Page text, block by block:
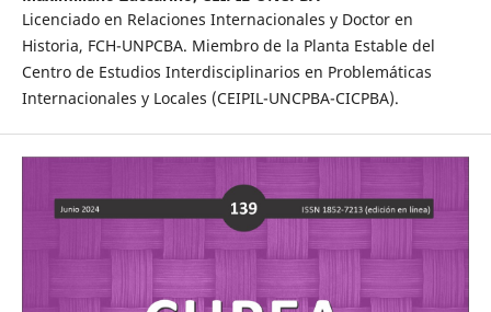
Licenciado en Relaciones Internacionales y Doctor en
Historia, FCH-UNPCBA. Miembro de la Planta Estable del
Centro de Estudios Interdisciplinarios en Problemáticas
Internacionales y Locales (CEIPIL-UNCPBA-CICPBA).